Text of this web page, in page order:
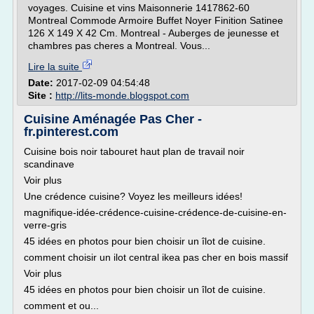
voyages. Cuisine et vins Maisonnerie 1417862-60
Montreal Commode Armoire Buffet Noyer Finition Satinee
126 X 149 X 42 Cm. Montreal - Auberges de jeunesse et
chambres pas cheres a Montreal. Vous...
Lire la suite
Date: 2017-02-09 04:54:48
Site : http://lits-monde.blogspot.com
Cuisine Aménagée Pas Cher -
fr.pinterest.com
Cuisine bois noir tabouret haut plan de travail noir
scandinave
Voir plus
Une crédence cuisine? Voyez les meilleurs idées!
magnifique-idée-crédence-cuisine-crédence-de-cuisine-en-
verre-gris
45 idées en photos pour bien choisir un îlot de cuisine.
comment choisir un ilot central ikea pas cher en bois massif
Voir plus
45 idées en photos pour bien choisir un îlot de cuisine.
comment et ou...